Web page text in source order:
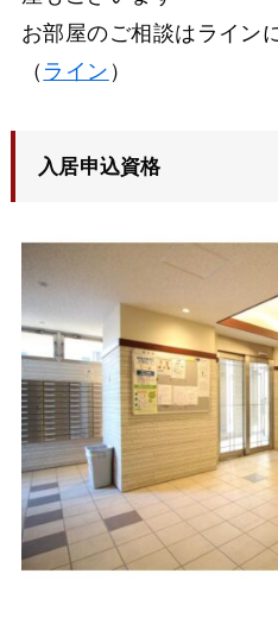
お部屋のご相談はライン
（ ライン ）
入居申込資格